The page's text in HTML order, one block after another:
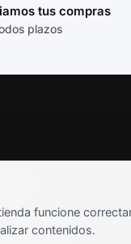
tus compras
plazos
funcione
contenidos.